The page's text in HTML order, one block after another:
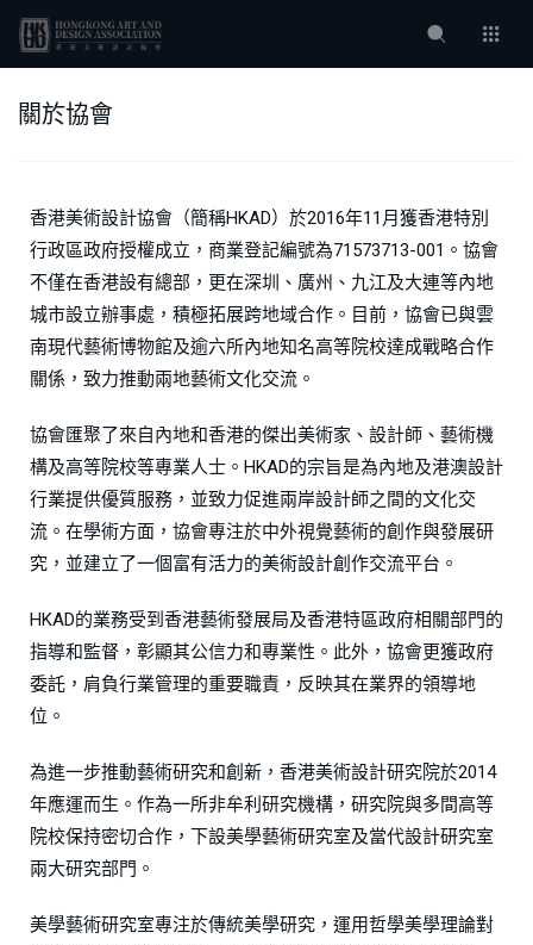
關於協會
香港美術設計協會（簡稱HKAD）於2016年11月獲香港特別
行政區政府授權成立，商業登記編號為71573713-001。協會
不僅在香港設有總部，更在深圳、廣州、九江及大連等內地
城市設立辦事處，積極拓展跨地域合作。目前，協會已與雲
南現代藝術博物館及逾六所內地知名高等院校達成戰略合作
關係，致力推動兩地藝術文化交流。
協會匯聚了來自內地和香港的傑出美術家、設計師、藝術機
構及高等院校等專業人士。HKAD的宗旨是為內地及港澳設計
行業提供優質服務，並致力促進兩岸設計師之間的文化交
流。在學術方面，協會專注於中外視覺藝術的創作與發展研
究，並建立了一個富有活力的美術設計創作交流平台。
HKAD的業務受到香港藝術發展局及香港特區政府相關部門的
指導和監督，彰顯其公信力和專業性。此外，協會更獲政府
委託，肩負行業管理的重要職責，反映其在業界的領導地
位。
為進一步推動藝術研究和創新，香港美術設計研究院於2014
年應運而生。作為一所非牟利研究機構，研究院與多間高等
院校保持密切合作，下設美學藝術研究室及當代設計研究室
兩大研究部門。
美學藝術研究室專注於傳統美學研究，運用哲學美學理論對